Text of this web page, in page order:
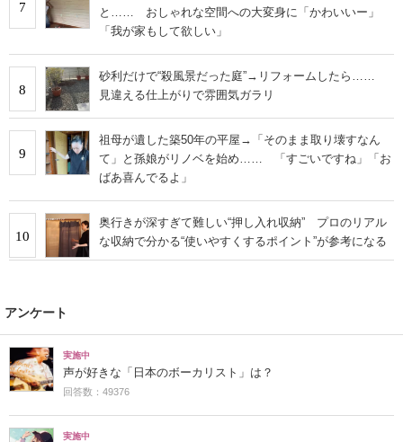
7
と…… おしゃれな空間への大変身に「かわいいー」
「我が家もして欲しい」
8
砂利だけで“殺風景だった庭”→リフォームしたら……
見違える仕上がりで雰囲気ガラリ
9
祖母が遺した築50年の平屋→「そのまま取り壊すなん
て」と孫娘がリノベを始め…… 「すごいですね」「お
ばあ喜んでるよ」
10
奥行きが深すぎて難しい“押し入れ収納” プロのリアル
な収納で分かる“使いやすくするポイント”が参考になる
アンケート
実施中
声が好きな「日本のボーカリスト」は？
回答数：49376
実施中